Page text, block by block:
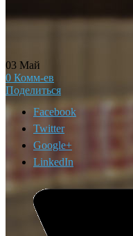
03 Май
0 Комм-ев
Поделиться
Facebook
Twitter
Google+
LinkedIn